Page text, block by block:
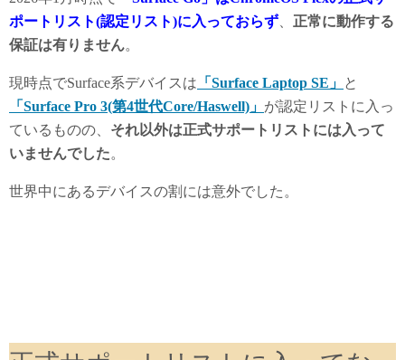
ポートリスト(認定リスト)に入っておらず
正常に動作する
保証は有りません。
現時点でSurface系デバイスは 「Surface Laptop SE」 と
「Surface Pro 3(第4世代Core/Haswell)」 が認定リストに入っ
ているものの、 それ以外は正式サポートリストには入って
いませんでした。
世界中にあるデバイスの割には意外でした。